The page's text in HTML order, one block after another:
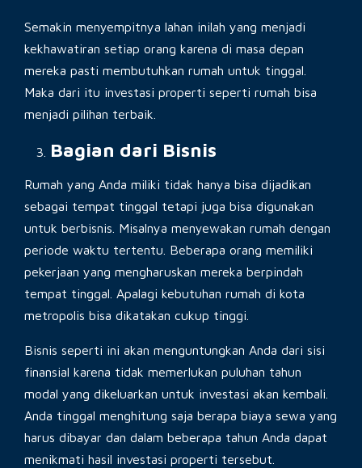
Semakin menyempitnya lahan inilah yang menjadi
kekhawatiran setiap orang karena di masa depan
mereka pasti membutuhkan rumah untuk tinggal.
Maka dari itu investasi properti seperti rumah bisa
menjadi pilihan terbaik.
Bagian dari Bisnis
Rumah yang Anda miliki tidak hanya bisa dijadikan
sebagai tempat tinggal tetapi juga bisa digunakan
untuk berbisnis. Misalnya menyewakan rumah dengan
periode waktu tertentu. Beberapa orang memiliki
pekerjaan yang mengharuskan mereka berpindah
tempat tinggal. Apalagi kebutuhan rumah di kota
metropolis bisa dikatakan cukup tinggi.
Bisnis seperti ini akan menguntungkan Anda dari sisi
finansial karena tidak memerlukan puluhan tahun
modal yang dikeluarkan untuk investasi akan kembali.
Anda tinggal menghitung saja berapa biaya sewa yang
harus dibayar dan dalam beberapa tahun Anda dapat
menikmati hasil investasi properti tersebut.